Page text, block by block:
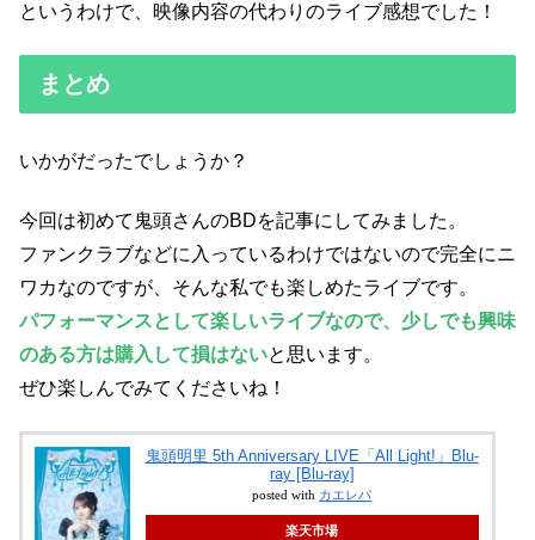
というわけで、映像内容の代わりのライブ感想でした！
まとめ
いかがだったでしょうか？
今回は初めて鬼頭さんのBDを記事にしてみました。
ファンクラブなどに入っているわけではないので完全にニ
ワカなのですが、そんな私でも楽しめたライブです。
パフォーマンスとして楽しいライブなので、少しでも興味
のある方は購入して損はないと思います。
ぜひ楽しんでみてくださいね！
鬼頭明里 5th Anniversary LIVE「All Light!」Blu-
ray [Blu-ray]
posted with カエレバ
楽天市場